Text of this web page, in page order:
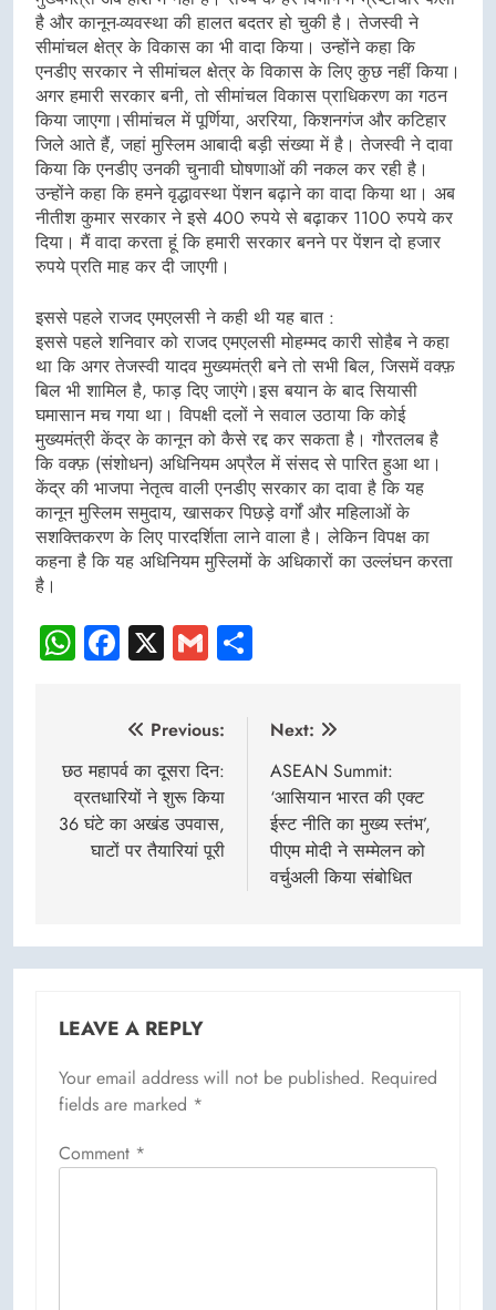
है और कानून-व्यवस्था की हालत बदतर हो चुकी है। तेजस्वी ने
सीमांचल क्षेत्र के विकास का भी वादा किया। उन्होंने कहा कि
एनडीए सरकार ने सीमांचल क्षेत्र के विकास के लिए कुछ नहीं किया।
अगर हमारी सरकार बनी, तो सीमांचल विकास प्राधिकरण का गठन
किया जाएगा।सीमांचल में पूर्णिया, अररिया, किशनगंज और कटिहार
जिले आते हैं, जहां मुस्लिम आबादी बड़ी संख्या में है। तेजस्वी ने दावा
किया कि एनडीए उनकी चुनावी घोषणाओं की नकल कर रही है।
उन्होंने कहा कि हमने वृद्धावस्था पेंशन बढ़ाने का वादा किया था। अब
नीतीश कुमार सरकार ने इसे 400 रुपये से बढ़ाकर 1100 रुपये कर
दिया। मैं वादा करता हूं कि हमारी सरकार बनने पर पेंशन दो हजार
रुपये प्रति माह कर दी जाएगी।
इससे पहले राजद एमएलसी ने कही थी यह बात :
इससे पहले शनिवार को राजद एमएलसी मोहम्मद कारी सोहैब ने कहा
था कि अगर तेजस्वी यादव मुख्यमंत्री बने तो सभी बिल, जिसमें वक्फ़
बिल भी शामिल है, फाड़ दिए जाएंगे।इस बयान के बाद सियासी
घमासान मच गया था। विपक्षी दलों ने सवाल उठाया कि कोई
मुख्यमंत्री केंद्र के कानून को कैसे रद्द कर सकता है। गौरतलब है
कि वक्फ़ (संशोधन) अधिनियम अप्रैल में संसद से पारित हुआ था।
केंद्र की भाजपा नेतृत्व वाली एनडीए सरकार का दावा है कि यह
कानून मुस्लिम समुदाय, खासकर पिछड़े वर्गों और महिलाओं के
सशक्तिकरण के लिए पारदर्शिता लाने वाला है। लेकिन विपक्ष का
कहना है कि यह अधिनियम मुस्लिमों के अधिकारों का उल्लंघन करता
है।
WhatsApp
Facebook
X Gmail
navigation
Previous:
छठ महापर्व का दूसरा दिन:
व्रतधारियों ने शुरू किया
36 घंटे का अखंड उपवास,
घाटों पर तैयारियां पूरी
Next:
ASEAN Summit:
‘आसियान भारत की एक्ट
ईस्ट नीति का मुख्य स्तंभ’,
पीएम मोदी ने सम्मेलन को
वर्चुअली किया संबोधित
LEAVE A REPLY
Your email address will not be published. Required
fields are marked *
Comment *